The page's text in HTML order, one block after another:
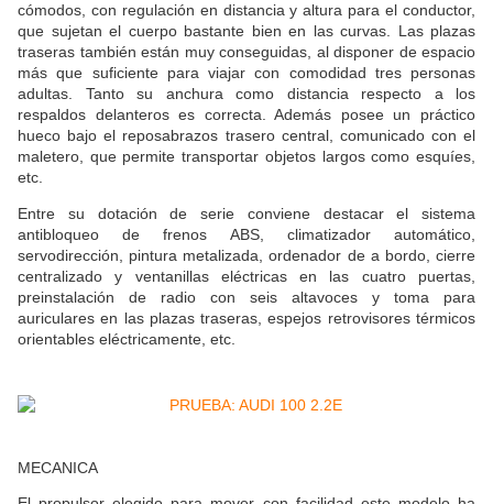
cómodos, con regulación en distancia y altura para el conductor,
que sujetan el cuerpo bastante bien en las curvas. Las plazas
traseras también están muy conseguidas, al disponer de espacio
más que suficiente para viajar con comodidad tres personas
adultas. Tanto su anchura como distancia respecto a los
respaldos delanteros es correcta. Además posee un práctico
hueco bajo el reposabrazos trasero central, comunicado con el
maletero, que permite transportar objetos largos como esquíes,
etc.
Entre su dotación de serie conviene destacar el sistema
antibloqueo de frenos ABS, climatizador automático,
servodirección, pintura metalizada, ordenador de a bordo, cierre
centralizado y ventanillas eléctricas en las cuatro puertas,
preinstalación de radio con seis altavoces y toma para
auriculares en las plazas traseras, espejos retrovisores térmicos
orientables eléctricamente, etc.
MECANICA